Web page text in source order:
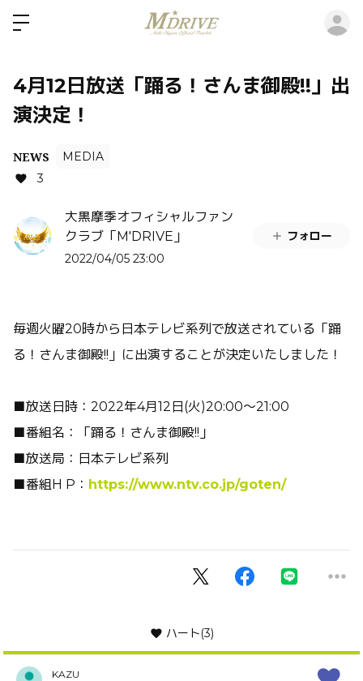
4月12日放送「踊る！さんま御殿!!」出
演決定！
NEWS
MEDIA
3
大黒摩季オフィシャルファン
クラブ「M'DRIVE」
2022/04/05 23:00
フォロー
毎週火曜20時から日本テレビ系列で放送されている「踊
る！さんま御殿!! 」に出演することが決定いたしました！
■放送日時： 2022年4月12日(火)20:00〜21:00
■番組名：「踊る！さんま御殿!! 」
■放送局：日本テレビ系列
■番組H P ： https://www.ntv.co.jp/goten/
ハート(3)
KAZU